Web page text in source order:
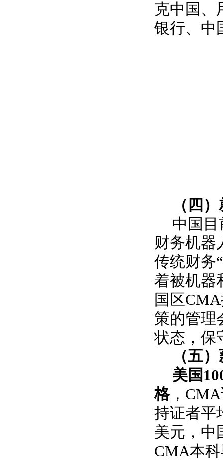
克中国、
银行、中
（四
中国目
财务机器
传统财务
着被机器
国区
策的管理
状态，保
（五
美国
格，
持证者平
美元，中
CMA本